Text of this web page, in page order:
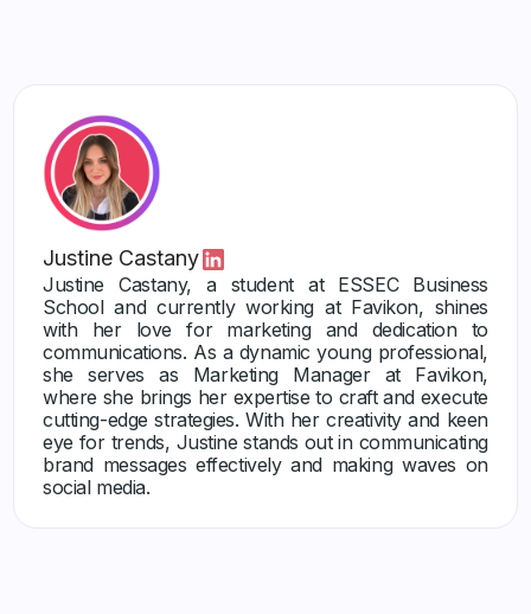
Justine Castany
Justine Castany, a student at ESSEC Business
School and currently working at Favikon, shines
with her love for marketing and dedication to
communications. As a dynamic young professional,
she serves as Marketing Manager at Favikon,
where she brings her expertise to craft and execute
cutting-edge strategies. With her creativity and keen
eye for trends, Justine stands out in communicating
brand messages effectively and making waves on
social media.